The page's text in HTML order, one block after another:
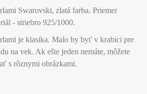
Swarovski, zlatá farba. Priemer
- striebro 925/1000.
je klasika. Malo by byť v krabici pre
na vek. Ak ešte jeden nemáte, môžete
s rôznymi obrázkami.